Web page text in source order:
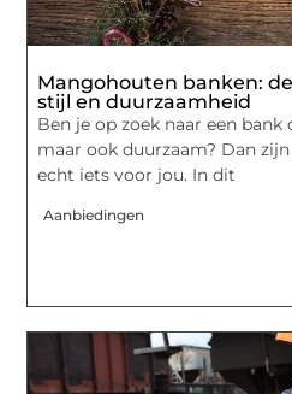
Mangohouten banken:
stijl en duurzaamheid
Ben je op zoek naar een
maar ook duurzaam? Dan
echt iets voor jou. In dit
Aanbiedingen